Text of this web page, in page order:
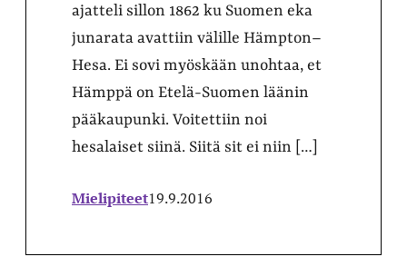
ajatteli sillon 1862 ku Suomen eka
junarata avattiin välille Hämpton–
Hesa. Ei sovi myöskään unohtaa, et
Hämppä on Etelä-Suomen läänin
pääkaupunki. Voitettiin noi
hesalaiset siinä. Siitä sit ei niin […]
Mielipiteet19.9.2016